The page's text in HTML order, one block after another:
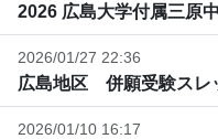
2026 広島大学付属三原
2026/01/27 22:36
広島地区 併願受験スレ
2026/01/10 16:17